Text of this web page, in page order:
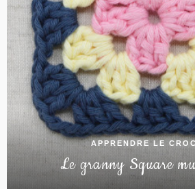
APPRENDRE LE
Le granny Square